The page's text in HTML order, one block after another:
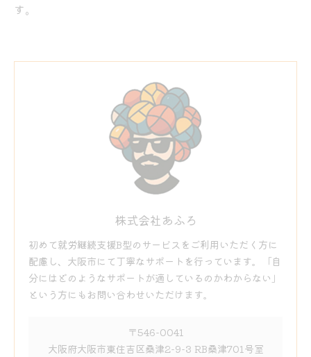
す。
株式会社あふろ
初めて就労継続支援B型のサービスをご利用いただく方に
配慮し、大阪市にて丁寧なサポートを行っています。「自
分にはどのようなサポートが適しているのかわからない」
という方にもお問い合わせいただけます。
〒546-0041
大阪府大阪市東住吉区桑津2-9-3 RB桑津701号室